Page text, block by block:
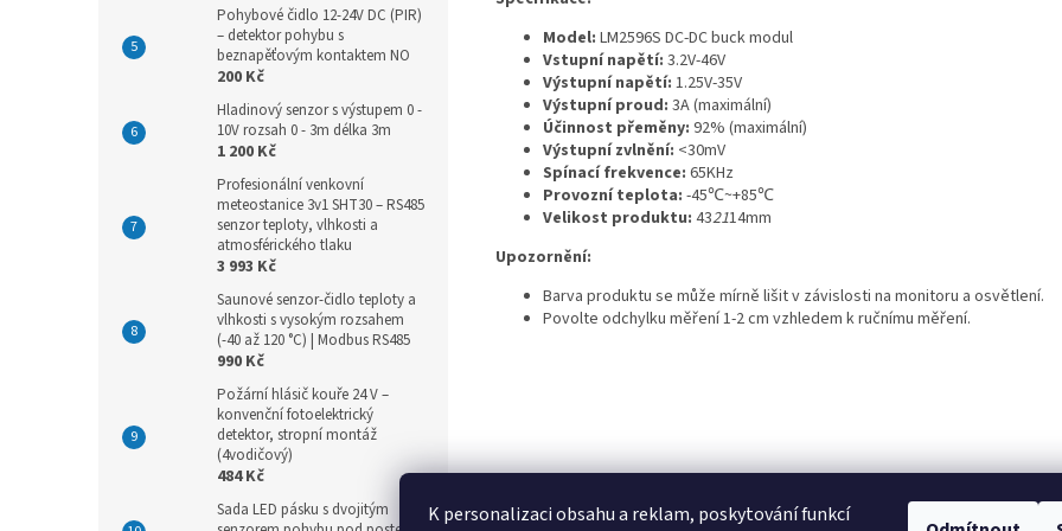
K personalizaci obsahu a reklam, poskytování funkcí
Pohybové čidlo 12-24V DC (PIR)
– detektor pohybu s
beznapěťovým kontaktem NO
200 Kč
Hladinový senzor s výstupem 0 -
10V rozsah 0 - 3m délka 3m
1 200 Kč
Profesionální venkovní
meteostanice 3v1 SHT30 – RS485
senzor teploty, vlhkosti a
atmosférického tlaku
3 993 Kč
Saunové senzor-čidlo teploty a
vlhkosti s vysokým rozsahem
(-40 až 120 °C) | Modbus RS485
990 Kč
Požární hlásič kouře 24 V –
konvenční fotoelektrický
detektor, stropní montáž
(4vodičový)
484 Kč
Sada LED pásku s dvojitým
Model: LM2596S DC-DC buck modul
Vstupní napětí: 3.2V-46V
Výstupní napětí: 1.25V-35V
Výstupní proud: 3A (maximální)
Účinnost přeměny: 92% (maximální)
Výstupní zvlnění: <30mV
Spínací frekvence: 65KHz
Provozní teplota: -45℃~+85℃
Velikost produktu: 432114mm
Upozornění:
Barva produktu se může mírně lišit v závislosti na monitoru a osvětlení.
Povolte odchylku měření 1-2 cm vzhledem k ručnímu měření.